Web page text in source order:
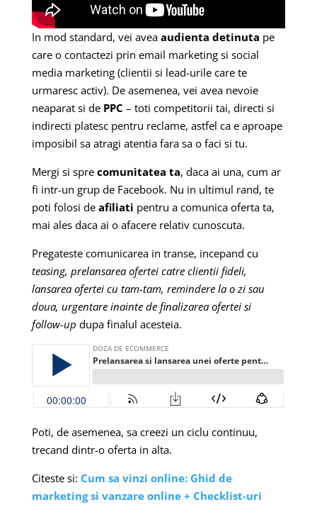
In mod standard, vei avea audienta detinuta pe
care o contactezi prin email marketing si social
media marketing (clientii si lead-urile care te
urmaresc activ). De asemenea, vei avea nevoie
neaparat si de PPC – toti competitorii tai, directi si
indirecti platesc pentru reclame, astfel ca e aproape
imposibil sa atragi atentia fara sa o faci si tu.
Mergi si sprecomunitatea ta, daca ai una, cum ar
fi intr-un grup de Facebook. Nu in ultimul rand, te
poti folosi de afiliati pentru a comunica oferta ta,
mai ales daca ai o afacere relativ cunoscuta.
Pregateste comunicarea in transe, incepand cu
teasing, prelansarea ofertei catre clientii fideli,
lansarea ofertei cu tam-tam, remindere la o zi sau
doua, urgentare inainte de finalizarea ofertei si
follow-up dupa finalul acesteia.
Poti, de asemenea, sa creezi un ciclu continuu,
trecand dintr-o oferta in alta.
Citeste si: Cum sa vinzi online: Ghid de
marketing si vanzare online + Checklist-uri